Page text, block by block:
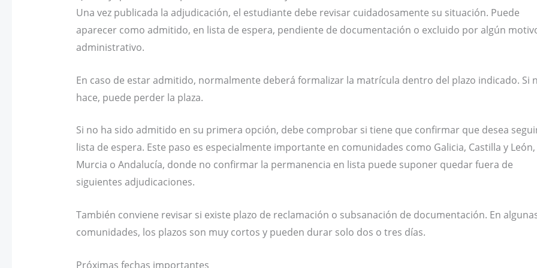
Una vez publicada la adjudicación, el estudiante debe revisar cuidadosamente su situación. Puede
aparecer como admitido, en lista de espera, pendiente de documentación o excluido por algún
administrativo.
En caso de estar admitido, normalmente deberá formalizar la matrícula dentro del plazo indicado. Si
hace, puede perder la plaza.
Si no ha sido admitido en su primera opción, debe comprobar si tiene que confirmar que desea
lista de espera. Este paso es especialmente importante en comunidades como Galicia, Castilla y León,
Murcia o Andalucía, donde no confirmar la permanencia en lista puede suponer quedar fuera de
siguientes adjudicaciones.
También conviene revisar si existe plazo de reclamación o subsanación de documentación. En
comunidades, los plazos son muy cortos y pueden durar solo dos o tres días.
Próximas fechas importantes